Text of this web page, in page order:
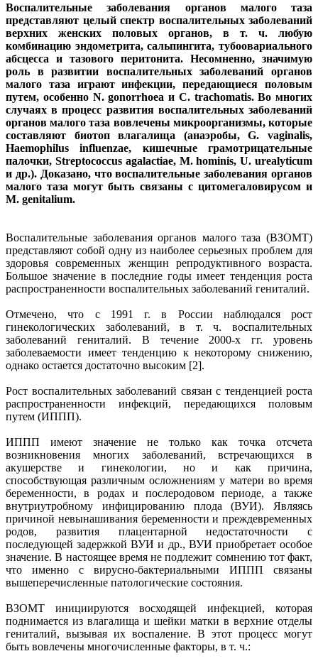
Воспалительные заболевания органов малого таза
представляют целый спектр воспалительных заболеваний
верхних женских половых органов, в т. ч. любую
комбинацию эндометрита, сальпингита, тубоовариального
абсцесса и тазового перитонита. Несомненно, значимую
роль в развитии воспалительных заболеваний органов
малого таза играют инфекции, передающиеся половым
путем, особенно N. gonorrhoea и С. trachomatis. Во многих
случаях в процесс развития воспалительных заболеваний
органов малого таза вовлечены микроорганизмы, которые
составляют биотоп влагалища (анаэробы, G. vaginalis,
Haemophilus influenzae, кишечные грамотрицательные
палочки, Streptococcus agalactiae, М. hominis, U. urealyticum
и др.). Доказано, что воспалительные заболевания органов
малого таза могут быть связаны с цитомегаловирусом и
M. genitalium.
Воспалительные заболевания органов малого таза (ВЗОМТ)
представляют собой одну из наиболее серьезных проблем для
здоровья современных женщин репродуктивного возраста.
Большое значение в последние годы имеет тенденция роста
распространенности воспалительных заболеваний гениталий.
Отмечено, что с 1991 г. в России наблюдался рост
гинекологических заболеваний, в т. ч. воспалительных
заболеваний гениталий. В течение 2000-х гг. уровень
заболеваемости имеет тенденцию к некоторому снижению,
однако остается достаточно высоким [2].
Рост воспалительных заболеваний связан с тенденцией роста
распространенности инфекций, передающихся половым
путем (ИППП).
ИППП имеют значение не только как точка отсчета
возникновения многих заболеваний, встречающихся в
акушерстве и гинекологии, но и как причина,
способствующая различным осложнениям у матери во время
беременности, в родах и послеродовом периоде, а также
внутриутробному инфицированию плода (ВУИ). Являясь
причиной невынашивания беременности и преждевременных
родов, развития плацентарной недостаточности с
последующей задержкой ВУИ и др., ВУИ приобретает особое
значение. В настоящее время не подлежит сомнению тот факт,
что именно с вирусно-бактериальными ИППП связаны
вышеперечисленные патологические состояния.
ВЗОМТ инициируются восходящей инфекцией, которая
поднимается из влагалища и шейки матки в верхние отделы
гениталий, вызывая их воспаление. В этот процесс могут
быть вовлечены многочисленные факторы, в т. ч.: